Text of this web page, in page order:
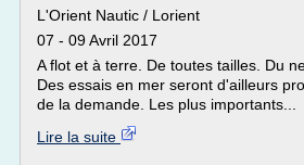
L'Orient Nautic / Lorient
07 - 09 Avril 2017
A flot et à terre. De toutes tailles. Du
Des essais en mer seront d'ailleurs
de la demande. Les plus importants...
Lire la suite